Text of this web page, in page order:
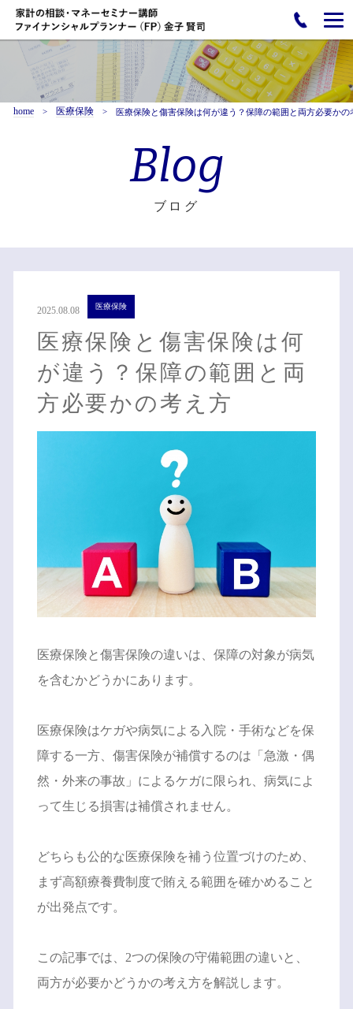
home 医療保険 医療保険と傷害保険は何が違う？保障の範囲と両方必要かの
Blog
ブログ
2025.08.08 医療保険
医療保険と傷害保険は何
が違う？保障の範囲と両
方必要かの考え方
医療保険と傷害保険の違いは、保障の対象が病気
を含むかどうかにあります。
医療保険はケガや病気による入院・手術などを保
障する一方、傷害保険が補償するのは「急激・偶
然・外来の事故」によるケガに限られ、病気によ
って生じる損害は補償されません。
どちらも公的な医療保険を補う位置づけのため、
まず高額療養費制度で賄える範囲を確かめること
が出発点です。
この記事では、2つの保険の守備範囲の違いと、
両方が必要かどうかの考え方を解説します。